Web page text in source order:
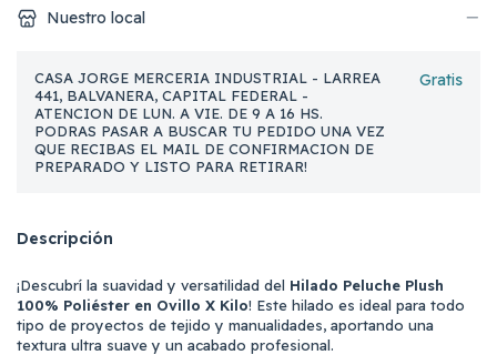
Nuestro local
CASA JORGE MERCERIA INDUSTRIAL - LARREA
441, BALVANERA, CAPITAL FEDERAL -
ATENCION DE LUN. A VIE. DE 9 A 16 HS.
PODRAS PASAR A BUSCAR TU PEDIDO UNA VEZ
QUE RECIBAS EL MAIL DE CONFIRMACION DE
PREPARADO Y LISTO PARA RETIRAR!
Gratis
Descripción
¡Descubrí la suavidad y versatilidad del Hilado Peluche Plush
100% Poliéster en Ovillo X Kilo! Este hilado es ideal para todo
tipo de proyectos de tejido y manualidades, aportando una
textura ultra suave y un acabado profesional.